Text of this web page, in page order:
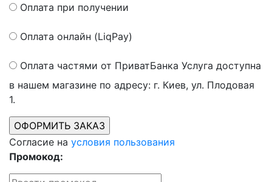
Оплата при получении
Оплата онлайн (LiqPay)
Оплата частями от ПриватБанка Услуга доступна
в нашем магазине по адресу: г. Киев, ул. Плодовая
1.
Согласие на условия пользования
Промокод: